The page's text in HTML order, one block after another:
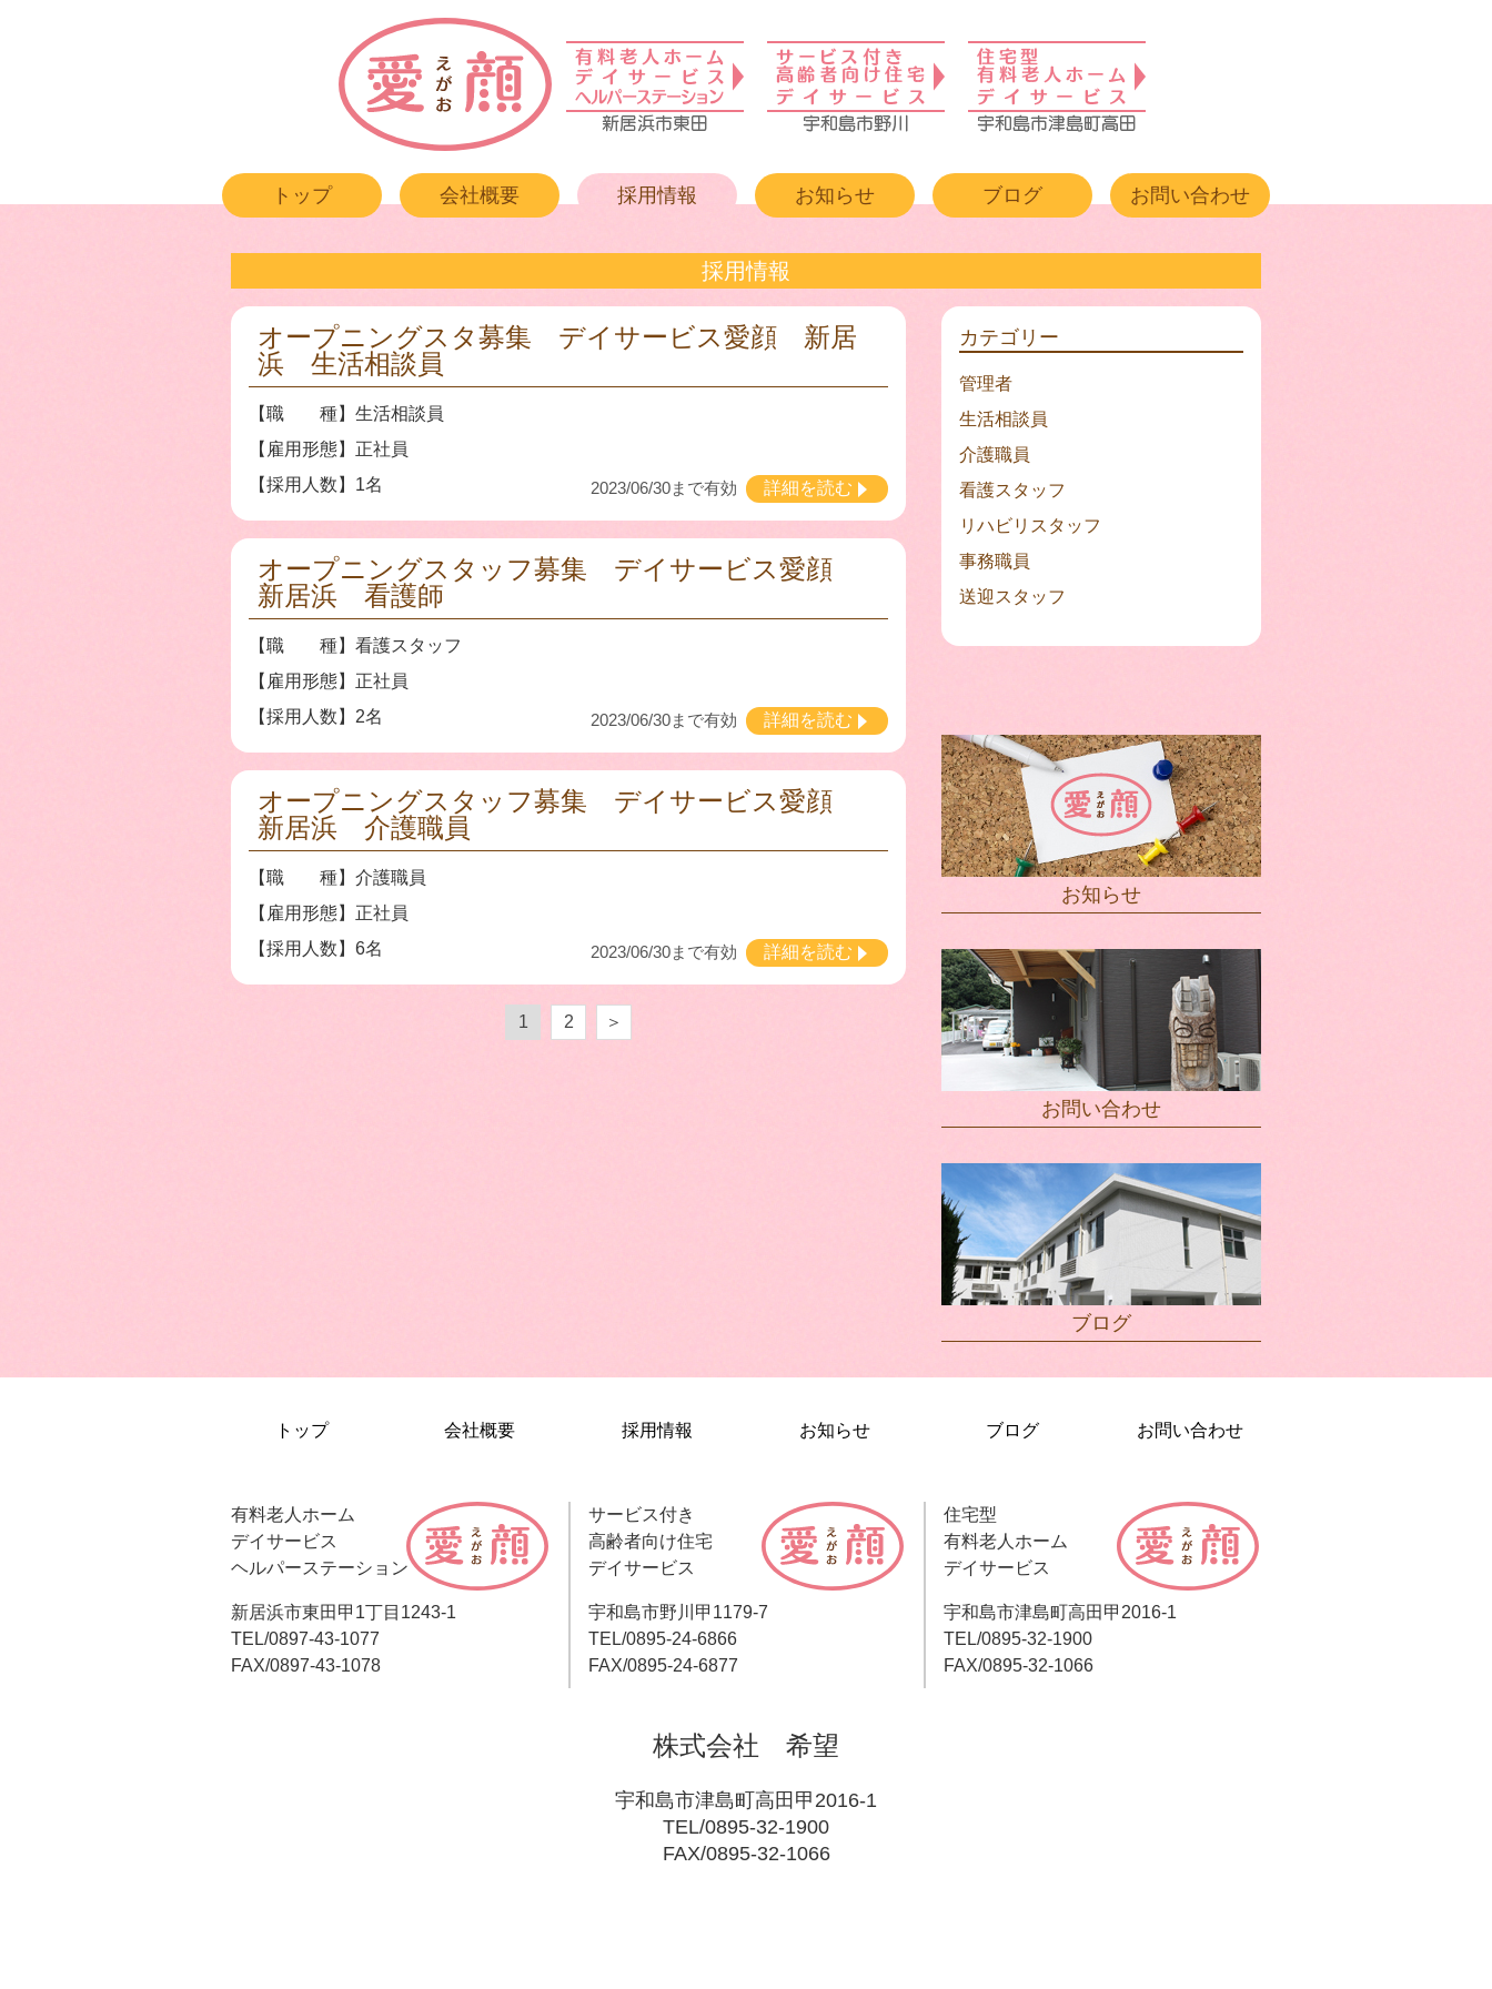
トップ 会社概要 採用情報 お知らせ ブログ お問い合わせ
採用情報
オープニングスタ募集 デイサービス愛顔 新居
浜 生活相談員
【職 種】生活相談員
【雇用形態】正社員
【採用人数】1名
2023/06/30まで有効 詳細を読む
オープニングスタッフ募集 デイサービス愛顔
新居浜 看護師
【職 種】看護スタッフ
【雇用形態】正社員
【採用人数】2名
2023/06/30まで有効 詳細を読む
オープニングスタッフ募集 デイサービス愛顔
新居浜 介護職員
【職 種】介護職員
【雇用形態】正社員
【採用人数】6名
2023/06/30まで有効 詳細を読む
1 2 ＞
カテゴリー
管理者
生活相談員
介護職員
看護スタッフ
リハビリスタッフ
事務職員
送迎スタッフ
お知らせ
お問い合わせ
ブログ
トップ 会社概要 採用情報 お知らせ ブログ お問い合わせ
有料老人ホーム
デイサービス
ヘルパーステーション
新居浜市東田甲1丁目1243-1
TEL/0897-43-1077
FAX/0897-43-1078
サービス付き
高齢者向け住宅
デイサービス
宇和島市野川甲1179-7
TEL/0895-24-6866
FAX/0895-24-6877
住宅型
有料老人ホーム
デイサービス
宇和島市津島町高田甲2016-1
TEL/0895-32-1900
FAX/0895-32-1066
株式会社 希望
宇和島市津島町高田甲2016-1
TEL/0895-32-1900
FAX/0895-32-1066